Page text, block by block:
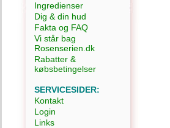
Ingredienser
Dig & din hud
Fakta og FAQ
Vi står bag
Rosenserien.dk
Rabatter &
købsbetingelser
SERVICESIDER:
Kontakt
Login
Links